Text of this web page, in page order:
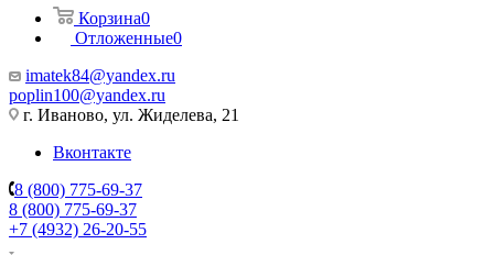
Корзина0
Отложенные0
imatek84@yandex.ru
poplin100@yandex.ru
г. Иваново, ул. Жиделева, 21
Вконтакте
8 (800) 775-69-37
8 (800) 775-69-37
+7 (4932) 26-20-55